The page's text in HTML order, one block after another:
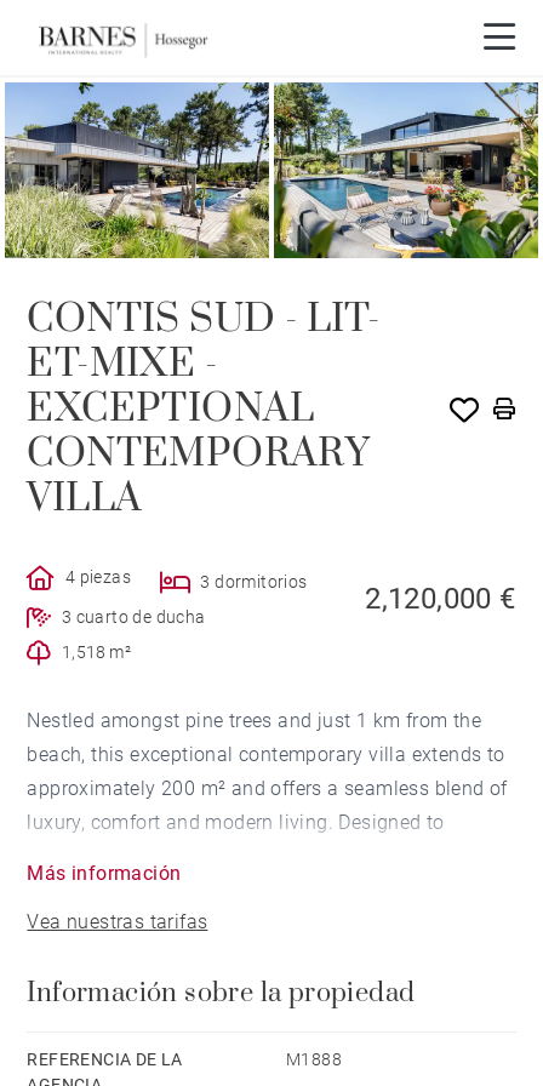
CONTIS SUD - LIT-
ET-MIXE -
EXCEPTIONAL
CONTEMPORARY
VILLA
4 piezas
3 dormitorios
3 cuarto de ducha
1,518 m²
2,120,000 €
Nestled amongst pine trees and just 1 km from the
beach, this exceptional contemporary villa extends to
approximately 200 m² and offers a seamless blend of
luxury, comfort and modern living. Designed to
interior and the surrounding landscape.
Arranged over two floors, the property features a
with fireplace, dining area, fully fitted kitchen and a
Más información
Vea nuestras tarifas
Información sobre la propiedad
REFERENCIA DE LA
M1888